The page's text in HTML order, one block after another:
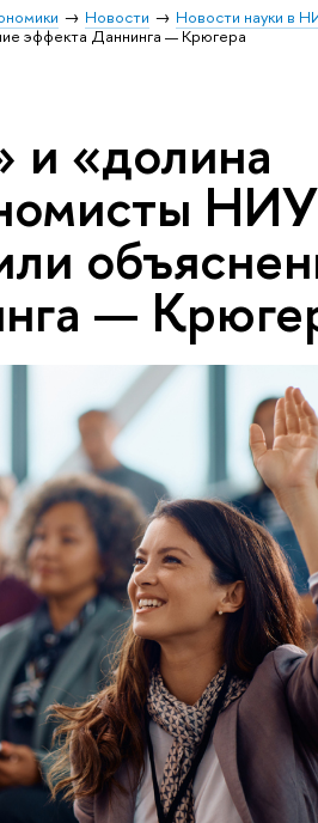
Новости Новости науки в
эффекта Даннинга — Крюгера
и «долина
НИУ
—